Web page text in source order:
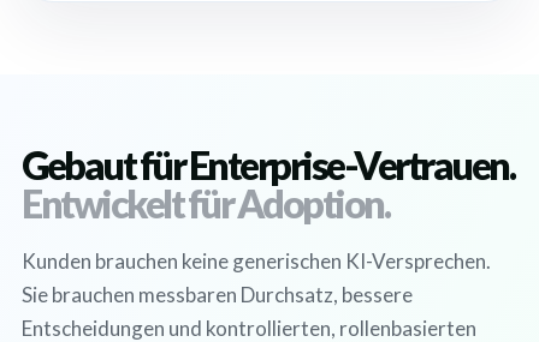
Gebaut für Enterprise-Vertrauen.
Entwickelt für Adoption.
Kunden brauchen keine generischen KI-Versprechen.
Sie brauchen messbaren Durchsatz, bessere
Entscheidungen und kontrollierten, rollenbasierten